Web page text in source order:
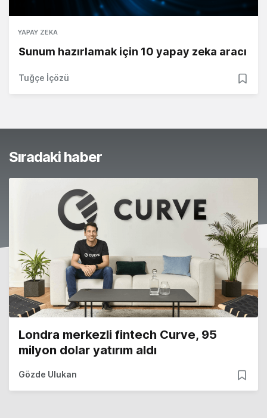
YAPAY ZEKA
Sunum hazırlamak için 10 yapay zeka aracı
Tuğçe İçözü
Sıradaki haber
Londra merkezli fintech Curve, 95
milyon dolar yatırım aldı
Gözde Ulukan